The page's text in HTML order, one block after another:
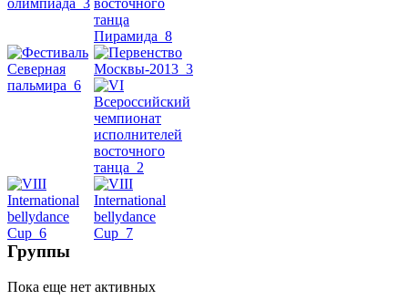
Belly
уроки
Группы
Пока еще нет активных